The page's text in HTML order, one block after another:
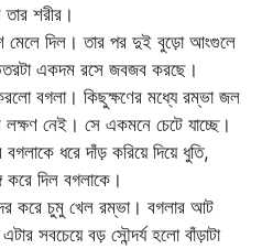
তার শরীর।
মেলে দিল। তার পর দুই বুড়ো আংগুলে
একদম রসে জবজব করছে।
বগলা। কিছুক্ষণের মধ্যে রম্ভা জল
লক্ষণ নেই। সে একমনে চেটে যাচ্ছে।
ধরে দাঁড় করিয়ে দিয়ে ধুতি,
করে দিল বগলাকে।
করে চুমু খেল রম্ভা। বগলার আট
সবচেয়ে বড় সৌন্দর্য হলো বাঁড়াটা